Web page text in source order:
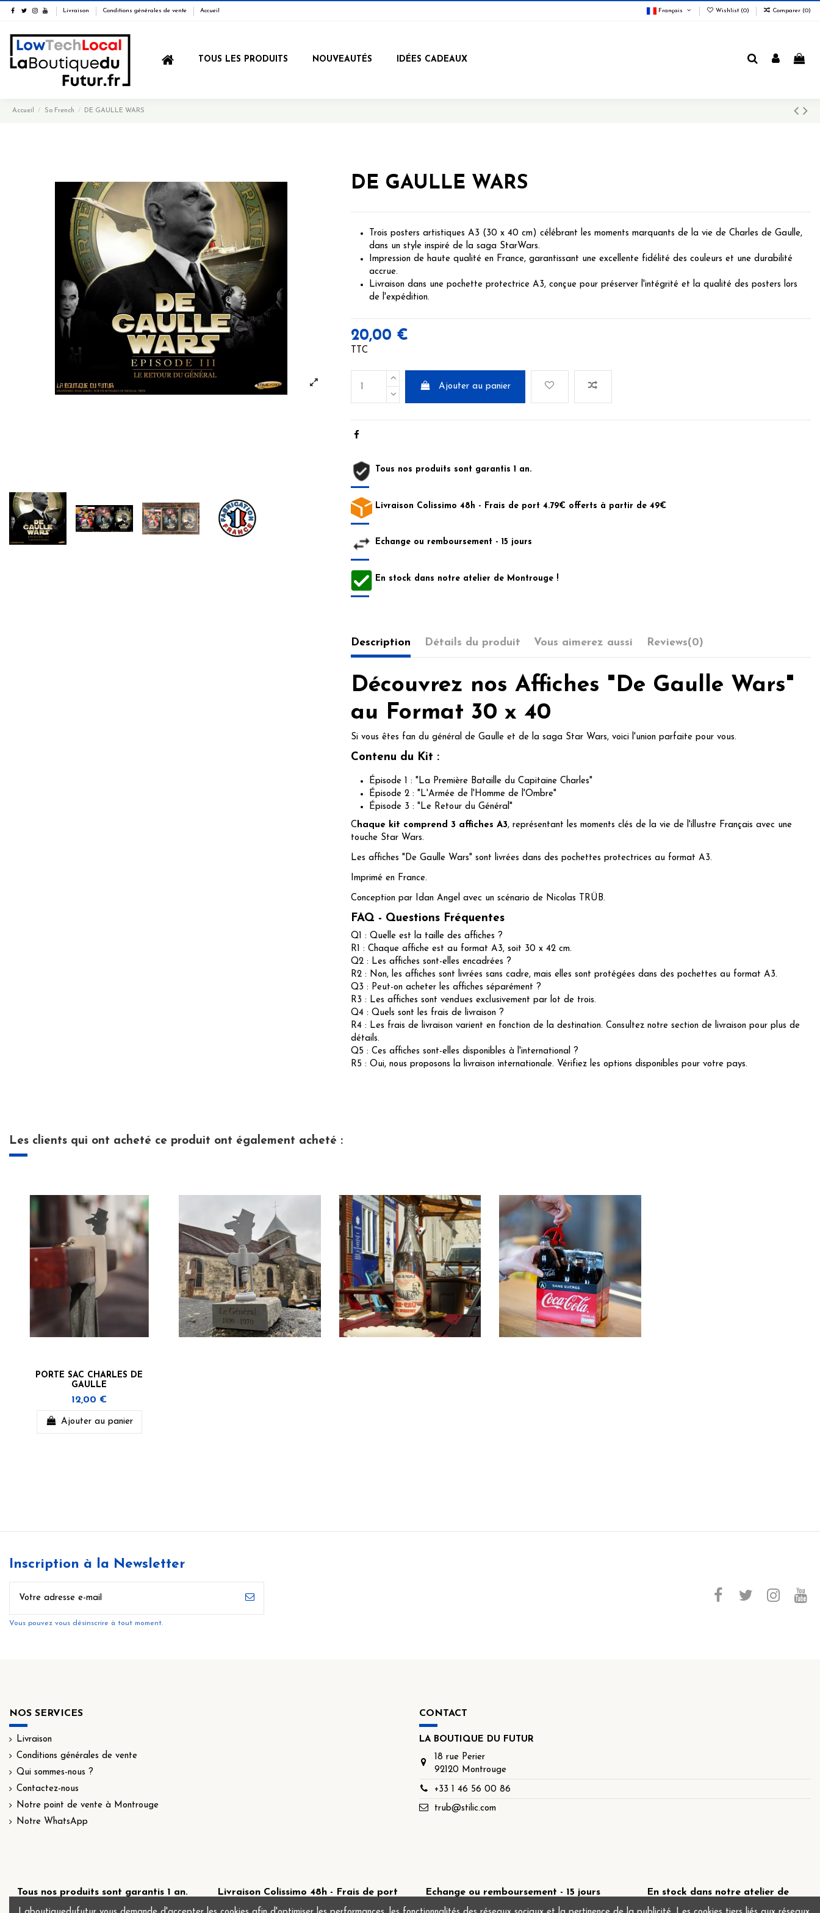
Livraison Conditions générales de vente Accueil Français Wishlist (0) Comparer (0)
TOUS LES PRODUITS NOUVEAUTÉS IDÉES CADEAUX
Accueil So French DE GAULLE WARS
DE GAULLE WARS
Trois posters artistiques A3 (30 x 40 cm) célébrant les moments marquants de la vie de Charles de Gaulle,
dans un style inspiré de la saga StarWars.
Impression de haute qualité en France, garantissant une excellente fidélité des couleurs et une durabilité
accrue.
Livraison dans une pochette protectrice A3, conçue pour préserver l'intégrité et la qualité des posters lors
de l'expédition.
20,00 €
TTC
Ajouter au panier
Tous nos produits sont garantis 1 an.
Livraison Colissimo 48h - Frais de port 4.79€ offerts à partir de 49€
Echange ou remboursement - 15 jours
En stock dans notre atelier de Montrouge !
Description Détails du produit Vous aimerez aussi Reviews(0)
Découvrez nos Affiches "De Gaulle Wars"
au Format 30 x 40
Si vous êtes fan du général de Gaulle et de la saga Star Wars, voici l'union parfaite pour vous.
Contenu du Kit :
Épisode 1 : "La Première Bataille du Capitaine Charles"
Épisode 2 : "L'Armée de l'Homme de l'Ombre"
Épisode 3 : "Le Retour du Général"
C haque kit comprend 3 affiches A3, représentant les moments clés de la vie de l'illustre Français avec une
touche Star Wars.
Les affiches "De Gaulle Wars" sont livrées dans des pochettes protectrices au format A3.
Imprimé en France.
Conception par Idan Angel avec un scénario de Nicolas TRÜB.
FAQ - Questions Fréquentes
Q1 : Quelle est la taille des affiches ?
R1 : Chaque affiche est au format A3, soit 30 x 42 cm.
Q2 : Les affiches sont-elles encadrées ?
R2 : Non, les affiches sont livrées sans cadre, mais elles sont protégées dans des pochettes au format A3.
Q3 : Peut-on acheter les affiches séparément ?
R3 : Les affiches sont vendues exclusivement par lot de trois.
Q4 : Quels sont les frais de livraison ?
R4 : Les frais de livraison varient en fonction de la destination. Consultez notre section de livraison pour plus de
détails.
Q5 : Ces affiches sont-elles disponibles à l'international ?
R5 : Oui, nous proposons la livraison internationale. Vérifiez les options disponibles pour votre pays.
Les clients qui ont acheté ce produit ont également acheté :
PORTE SAC CHARLES DE
GAULLE
12,00 €
Ajouter au panier
Inscription à la Newsletter
Vous pouvez vous désinscrire à tout moment.
NOS SERVICES
Livraison
Conditions générales de vente
Qui sommes-nous ?
Contactez-nous
Notre point de vente à Montrouge
Notre WhatsApp
CONTACT
LA BOUTIQUE DU FUTUR
18 rue Perier
92120 Montrouge
+33 1 46 56 00 86
trub@stilic.com
Tous nos produits sont garantis 1 an.
Livraison Colissimo 48h - Frais de port
4.79€ offerts à partir de 49€
Echange ou remboursement - 15 jours
En stock dans notre atelier de
Montrouge !